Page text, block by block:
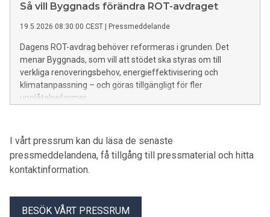
Så vill Byggnads förändra ROT-avdraget
19.5.2026 08:30:00 CEST Pressmeddelande
Dagens ROT-avdrag behöver reformeras i grunden. Det
menar Byggnads, som vill att stödet ska styras om till
verkliga renoveringsbehov, energieffektivisering och
klimatanpassning – och göras tillgängligt för fler
upplåtelseformer.
I vårt pressrum kan du läsa de senaste
pressmeddelandena, få tillgång till pressmaterial och hitta
kontaktinformation.
BESÖK VÅRT PRESSRUM